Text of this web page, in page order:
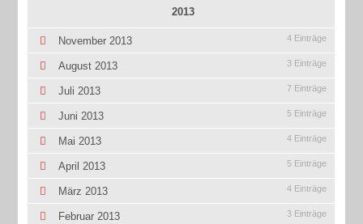
2013
November 2013 4 Einträge
August 2013 3 Einträge
Juli 2013 7 Einträge
Juni 2013 5 Einträge
Mai 2013 4 Einträge
April 2013 5 Einträge
März 2013 4 Einträge
Februar 2013 3 Einträge